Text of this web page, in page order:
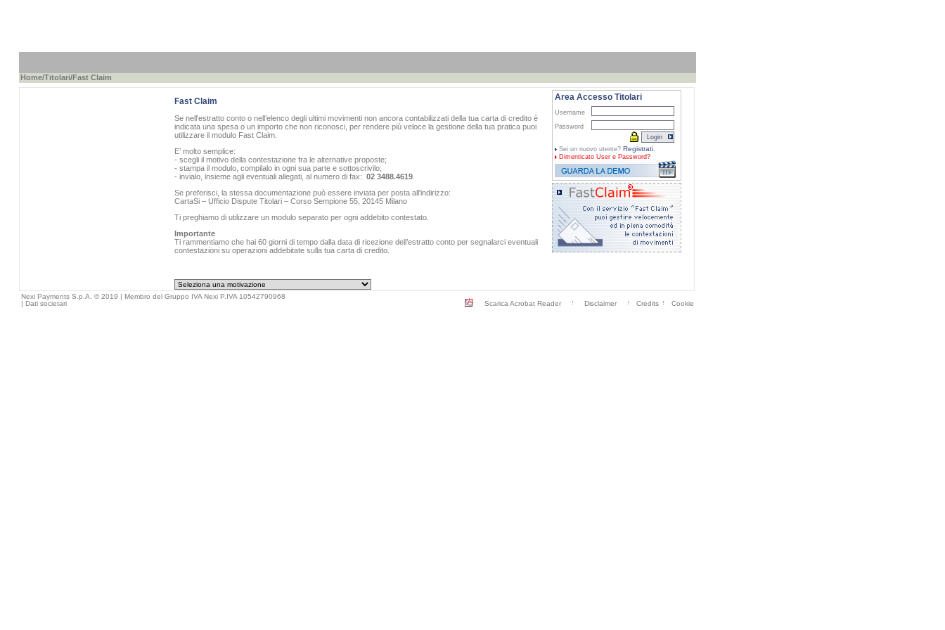
Home/Titolari/Fast Claim
Fast Claim
Se nell'estratto conto o nell’elenco degli ultimi movimenti non ancora contabilizzati della tua carta di credito è
indicata una spesa o un importo che non riconosci, per rendere più veloce la gestione della tua pratica puoi
utilizzare il modulo Fast Claim.
E’ molto semplice:
- scegli il motivo della contestazione fra le alternative proposte;
- stampa il modulo, compilalo in ogni sua parte e sottoscrivilo;
- invialo, insieme agli eventuali allegati, al numero di fax: 02 3488.4619.
Se preferisci, la stessa documentazione può essere inviata per posta all'indirizzo:
CartaSi – Ufficio Dispute Titolari – Corso Sempione 55, 20145 Milano
Ti preghiamo di utilizzare un modulo separato per ogni addebito contestato.
Importante
Ti rammentiamo che hai 60 giorni di tempo dalla data di ricezione dell’estratto conto per segnalarci eventuali
contestazioni su operazioni addebitate sulla tua carta di credito.
Area Accesso Titolari
Username
Password
Sei un nuovo utente? Registrati.
Dimenticato User e Password?
Nexi Payments S.p.A. © 2019 | Membro del Gruppo IVA Nexi P.IVA 10542790968
| Dati societari Scarica Acrobat Reader Disclaimer Credits Cookie